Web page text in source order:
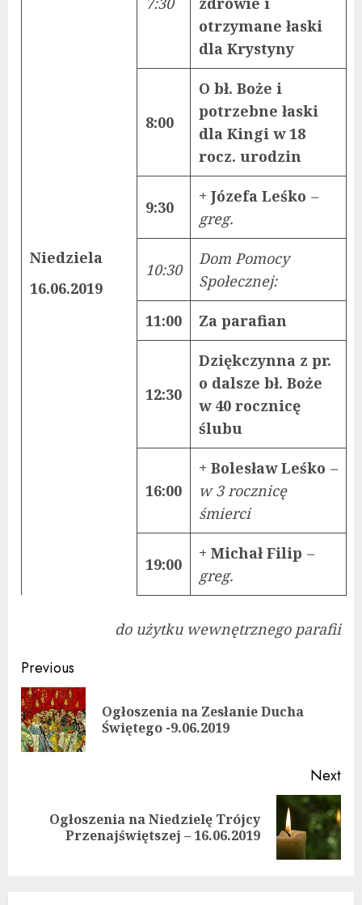
Niedziela
16.06.2019
otrzymane łaski
dla Krystyny
8:00
O bł. Boże i
potrzebne łaski
dla Kingi w 18
rocz. urodzin
9:30
+ Józefa Leśko –
greg.
10:30
Dom Pomocy
Społecznej:
11:00 Za parafian
12:30
Dziękczynna z pr.
o dalsze bł. Boże
w 40 rocznicę
ślubu
16:00
+ Bolesław Leśko –
w 3 rocznicę
śmierci
19:00
+ Michał Filip –
greg.
do użytku wewnętrznego parafii
Continue
Reading
Previous
Ogłoszenia na Zesłanie Ducha
Świętego -9.06.2019
Next
NextOgłoszenia na Niedzielę Trójcy
Przenajświętszej – 16.06.2019